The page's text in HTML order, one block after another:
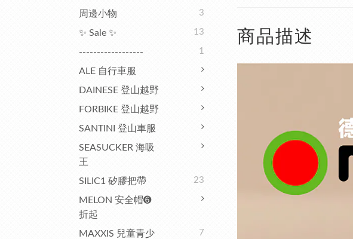
周邊小物 3
✨ Sale ✨ 13
------------------ 1
ALE 自行車服
DAINESE 登山越野
FORBIKE 登山越野
SANTINI 登山車服
SEASUCKER 海吸
王
SILIC1 矽膠把帶
23
MELON 安全帽➏
折起
MAXXIS 兒童青少
7
商品描述